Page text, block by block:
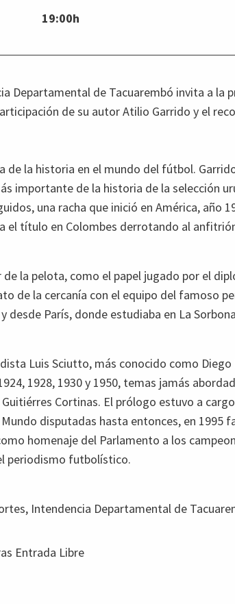
19:00h
Departamental de Tacuarembó invita a la
de su autor Atilio Garrido y el
de la historia en el mundo del fútbol.
importante de la historia de la selección
una racha que inició en América, año
el título en Colombes derrotando al
la pelota, como el papel jugado por el
de la cercanía con el equipo del famoso
París, donde estudiaba en La
Luis Sciutto, más conocido como Diego
1928, 1930 y 1950, temas jamás
Cortinas. El prólogo estuvo a
disputadas hasta entonces, en 1995
homenaje del Parlamento a los
periodismo futbolístico.
Intendencia Departamental de
Entrada Libre